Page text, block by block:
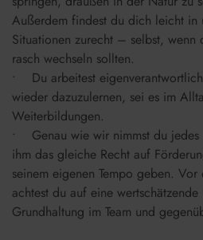
Außerdem findest du dich leicht in
Situationen zurecht – selbst, wenn
rasch wechseln sollten.
• Du arbeitest
wieder dazuzulernen, sei es im
Weiterbildungen.
• Genau wie wir nimmst du jedes
ihm das gleiche Recht auf
seinem eigenen Tempo geben.
achtest du auf eine
Grundhaltung im Team und